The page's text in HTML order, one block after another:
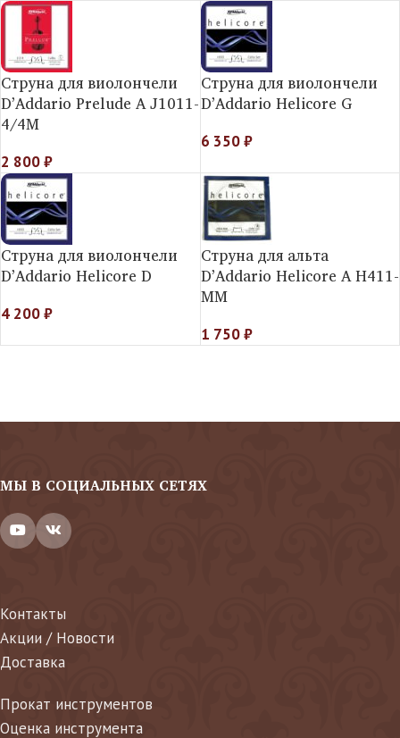
Струна для виолончели
D’Addario Prelude A J1011-
4/4M
2 800₽
Струна для виолончели
D’Addario Helicore G
6 350₽
Струна для виолончели
D’Addario Helicore D
4 200₽
Струна для альта
D’Addario Helicorе A H411-
MM
1 750₽
МЫ В СОЦИАЛЬНЫХ СЕТЯХ
Контакты
Акции / Новости
Доставка
Прокат инструментов
Оценка инструмента